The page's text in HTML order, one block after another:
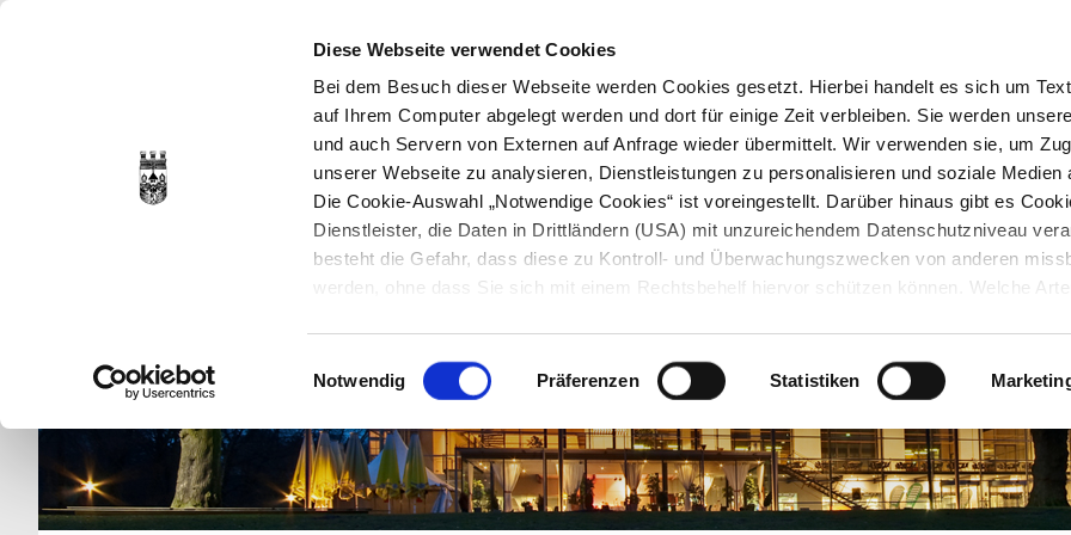
Diese Webseite verwendet Cookies
Bei dem Besuch dieser Webseite werden Cookies gesetzt. Hierbei handelt es sich um
auf Ihrem Computer abgelegt werden und dort für einige Zeit verbleiben. Sie werden
und auch Servern von Externen auf Anfrage wieder übermittelt. Wir verwenden sie, um
unserer Webseite zu analysieren, Dienstleistungen zu personalisieren und soziale Medien
Die Cookie-Auswahl „Notwendige Cookies“ ist voreingestellt. Darüber hinaus gibt es
Dienstleister, die Daten in Drittländern (USA) mit unzureichendem Datenschutzniveau
besteht die Gefahr, dass diese zu Kontroll- und Überwachungszwecken von anderen
werden, ohne dass Sie sich mit einem Rechtsbehelf hiervor schützen können. Welche
Datenschutzerklärung
entnehmen. Die von Ihnen getroffene Auswahl der gewünschten
jederzeit mit Wirkung für die Zukunft angepasst oder
werden.
Einwilligungsauswahl
Notwendig Präferenzen Statistiken
STARTSEITE